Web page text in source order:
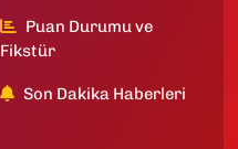
Puan Durumu ve
Fikstür
Son Dakika Haberleri